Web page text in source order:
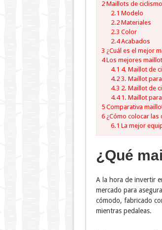
2Maillots de
2.1 Modelo
2.2 Materiales
2.3 Color
2.4Acabados
3 ¿Cuál es el mejor
4Los mejores
4.1 4. Maillot de
4.2 3. Maillot
4.3 2. Maillot de
4.41. Maillot
5Comparativa
6¿Cómo colocar las
6.1 La mejor
¿Qué
A la hora de invertir
mercado para
cómodo, fabricado
mientras pedaleas.